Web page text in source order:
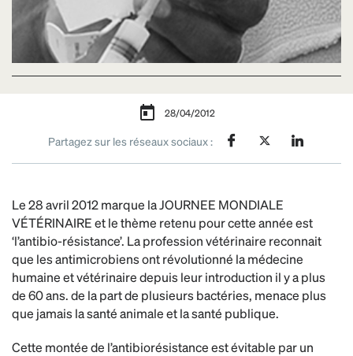
28/04/2012
Partagez sur les réseaux sociaux :
Le 28 avril 2012 marque la JOURNEE MONDIALE
VÉTÉRINAIRE et le thème retenu pour cette année est
‘l’antibio-résistance’. La profession vétérinaire reconnait
que les antimicrobiens ont révolutionné la médecine
humaine et vétérinaire depuis leur introduction il y a plus
de 60 ans. de la part de plusieurs bactéries, menace plus
que jamais la santé animale et la santé publique.
Cette montée de l’antibiorésistance est évitable par un